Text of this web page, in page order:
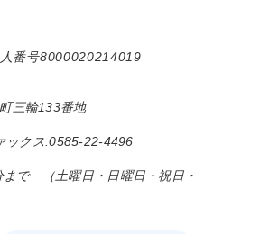
番号8000020214019
三輪133番地
クス:0585-22-4496
で （土曜日・日曜日・祝日・